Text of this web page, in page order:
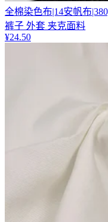
全棉染色布|14安帆布
裤子 外套 夹克面料
¥24.50